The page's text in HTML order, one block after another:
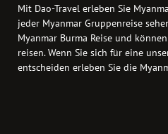
Mit Dao-Travel erleben Sie
jeder Myanmar Gruppenreise
Myanmar Burma Reise und
reisen. Wenn Sie sich für eine
entscheiden erleben Sie die